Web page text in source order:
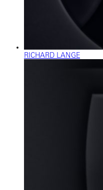
RICHARD LANGE